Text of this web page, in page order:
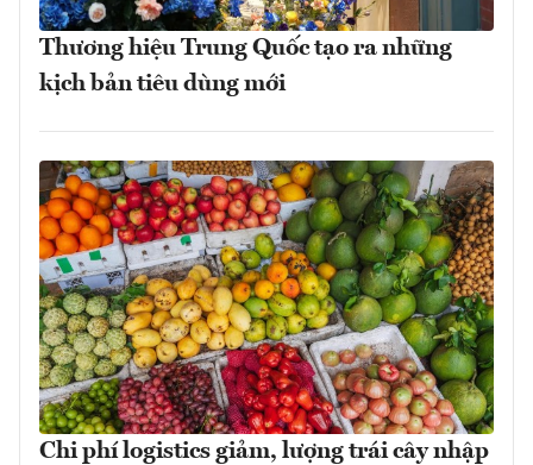
Thương hiệu Trung Quốc tạo ra những
kịch bản tiêu dùng mới
Chi phí logistics giảm, lượng trái cây nhập